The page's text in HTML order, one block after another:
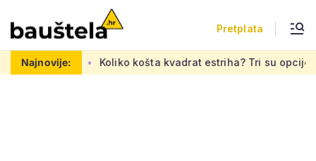
Pretplata
Najnovije:
lokacije Koliko košta kvadrat estriha? Tri su opcije,